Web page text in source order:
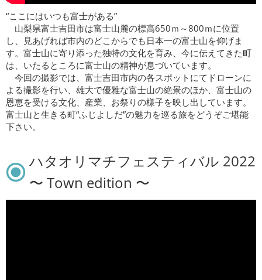
“ここにはいつも富士がある”
山梨県富士吉田市は富士山麓の標高650ｍ～800ｍに位置
し、見あげれば市内のどこからでも日本一の富士山を仰げま
す。富士山に寄り添った独特の文化を育み、今に伝えてきた町
は、いたるところに富士山の精神が息づいています。
今回の撮影では、富士吉田市内の各スポットにてドローンに
よる撮影を行い、雄大で優雅な富士山の絶景のほか、富士山の
恩恵を受ける文化、産業、お祭りの様子を映し出しています。
富士山と生きる町“ふじよしだ”の魅力を巡る旅をどうぞご堪能
下さい。
ハタオリマチフェスティバル 2022
〜 Town edition 〜